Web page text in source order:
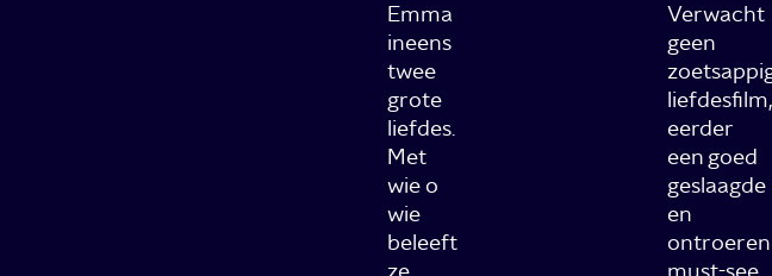
Emma
ineens
twee
grote
liefdes.
Met
wie o
wie
beleeft
ze
Verwacht
geen
liefdesfilm,
eerder
een goed
geslaagde
en
must-see